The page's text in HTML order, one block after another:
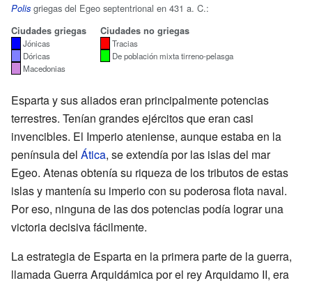
Polis griegas del Egeo septentrional en 431 a. C.:
Ciudades griegas
Jónicas
Dóricas
Macedonias
Ciudades no griegas
Tracias
De población mixta tirreno-pelasga
Esparta y sus aliados eran principalmente potencias
terrestres. Tenían grandes ejércitos que eran casi
invencibles. El Imperio ateniense, aunque estaba en la
península del Ática, se extendía por las islas del mar
Egeo. Atenas obtenía su riqueza de los tributos de estas
islas y mantenía su imperio con su poderosa flota naval.
Por eso, ninguna de las dos potencias podía lograr una
victoria decisiva fácilmente.
La estrategia de Esparta en la primera parte de la guerra,
llamada Guerra Arquidámica por el rey Arquidamo II, era